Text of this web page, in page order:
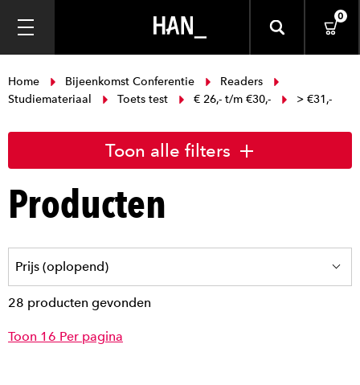
0
Home Bijeenkomst Conferentie
Readers
Studiemateriaal
Toets test € 26,- t/m €30,- > €31,-
Toon alle filters
Producten
28 producten gevonden
Toon 16 Per pagina